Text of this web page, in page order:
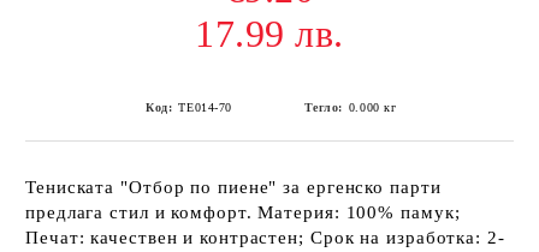
17.99 лв.
Код: ТЕ014-70 Тегло: 0.000 кг
Тениската "Отбор по пиене" за ергенско парти
предлага стил и комфорт. Материя: 100% памук;
Печат: качествен и контрастен; Срок на изработка: 2-